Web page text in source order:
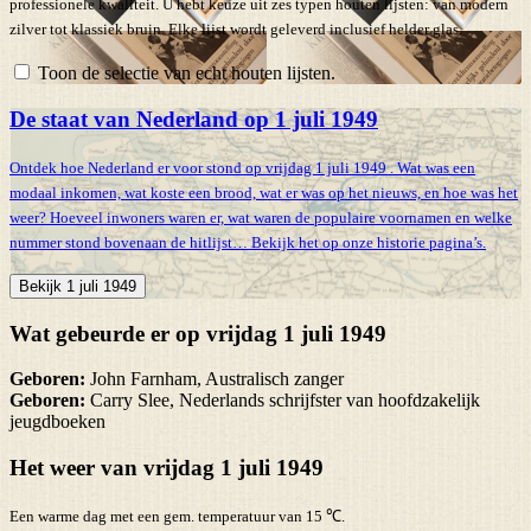
professionele kwaliteit. U hebt keuze uit zes typen houten lijsten: van modern
zilver tot klassiek bruin. Elke lijst wordt geleverd inclusief helder glas.
Toon de selectie van echt houten lijsten.
De staat van Nederland op 1 juli 1949
Ontdek hoe Nederland er voor stond op vrijdag 1 juli 1949 . Wat was een
modaal inkomen, wat koste een brood, wat er was op het nieuws, en hoe was het
weer? Hoeveel inwoners waren er, wat waren de populaire voornamen en welke
nummer stond bovenaan de hitlijst… Bekijk het op onze historie pagina’s.
Bekijk 1 juli 1949
Wat gebeurde er op vrijdag 1 juli 1949
Geboren: John Farnham, Australisch zanger
Geboren: Carry Slee, Nederlands schrijfster van hoofdzakelijk
jeugdboeken
Het weer van vrijdag 1 juli 1949
Een warme dag met een gem. temperatuur van 15 ℃.